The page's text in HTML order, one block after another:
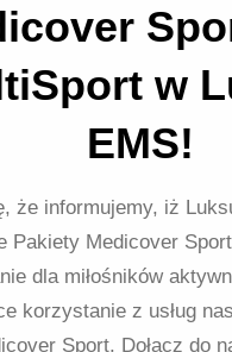
w
EMS!
że informujemy, iż
Pakiety Medicover
dla miłośników
korzystanie z usług
Sport. Dołącz do